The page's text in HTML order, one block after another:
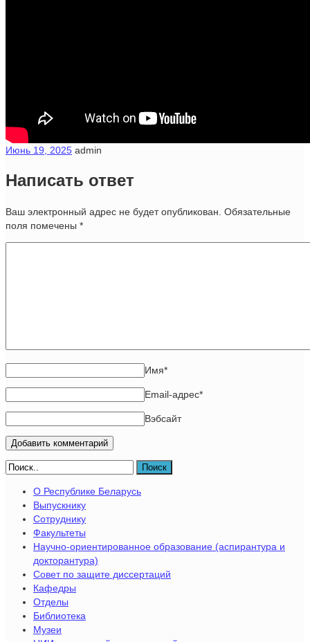
Июнь 19, 2025 admin
Написать ответ
Ваш электронный адрес не будет опубликован. Обязательные
поля помечены *
Имя*
Email-адрес*
Вэбсайт
Поиск
О Республике Беларусь
Выпускнику
Сотруднику
Факультеты
Научно-ориентированное образование (аспирантура и
докторантура)
Совет по защите диссертаций
Кафедры
Отделы
Библиотека
Музеи